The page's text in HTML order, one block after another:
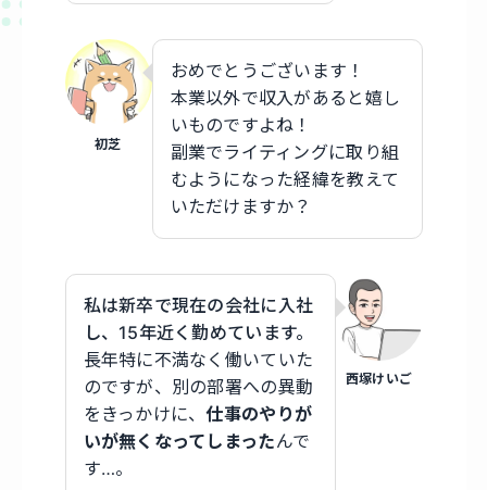
初芝
おめでとうございます！
本業以外で収入があると嬉し
いものですよね！
副業でライティングに取り組
むようになった経緯を教えて
いただけますか？
西塚けいご
私は新卒で現在の会社に入社
し、15年近く勤めています。
長年特に不満なく働いていた
のですが、別の部署への異動
をきっかけに、仕事のやりが
いが無くなってしまったんで
す…。